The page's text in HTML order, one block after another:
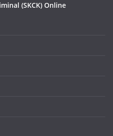
(SKCK) Online